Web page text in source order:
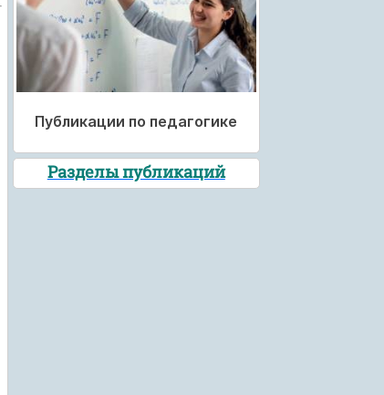
Публикации по педагогике
Разделы публикаций